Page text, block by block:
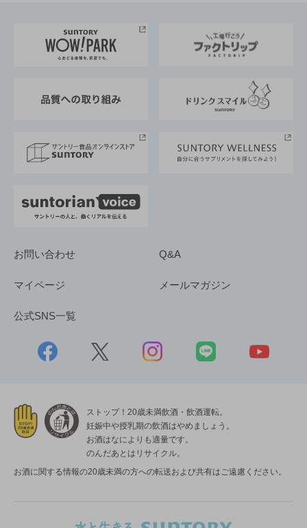
地域情報
サントリーサンバーズ大阪
サントリーが考えるサステナビリティ経営
企業概要
採用情報
お問い合わせ Q&A
マイページ メールマガジン
公式SNS一覧
ストップ！20歳未満飲酒・飲酒運転。
妊娠中や授乳期の飲酒はやめましょう。
お酒はなによりも適量です。
のんだあとはリサイクル。
お酒に関する情報の20歳未満の方への転送および共有はご遠慮ください。